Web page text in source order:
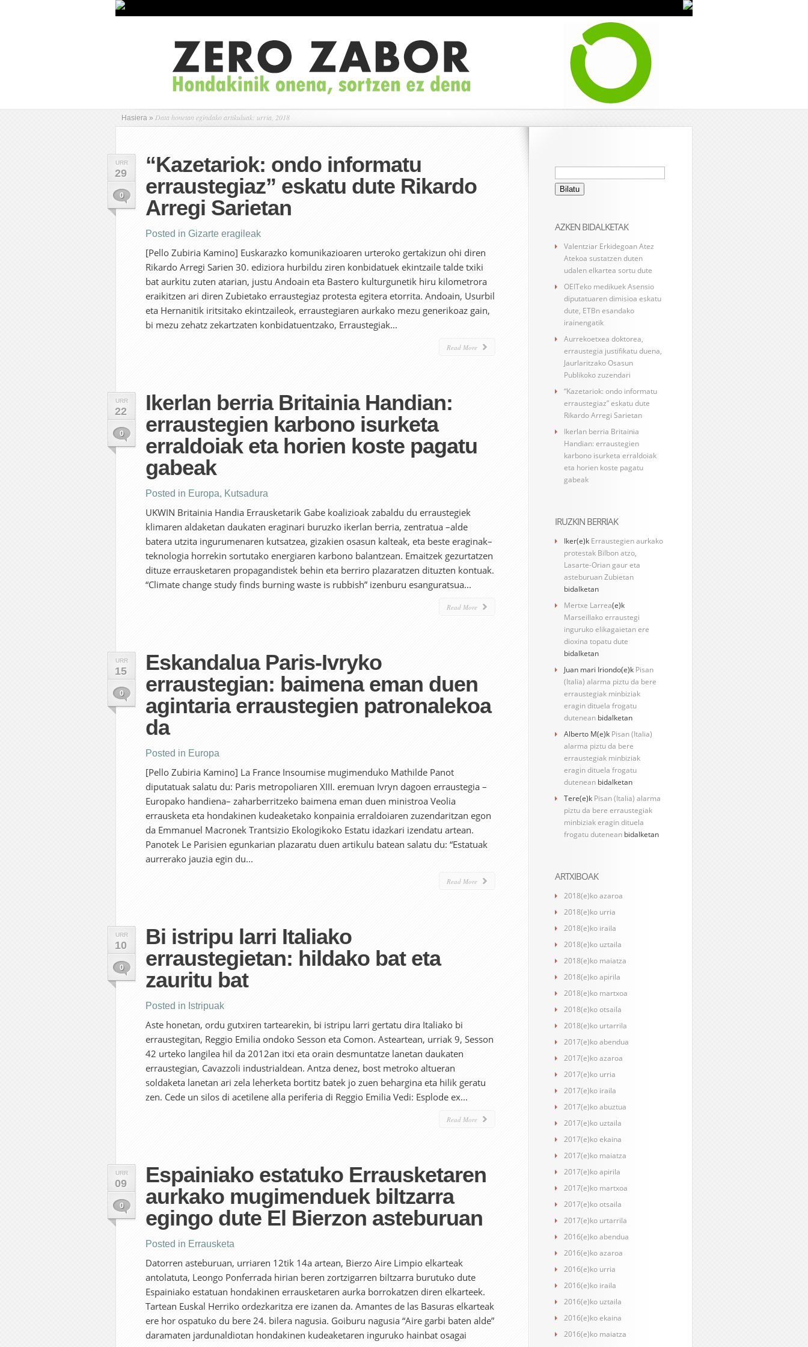
Hasiera » Data honetan egindako artikuluak: urria, 2018
URR
29
0
“Kazetariok: ondo informatu
erraustegiaz” eskatu dute Rikardo
Arregi Sarietan
Posted in Gizarte eragileak
[Pello Zubiria Kamino] Euskarazko komunikazioaren urteroko gertakizun ohi diren
Rikardo Arregi Sarien 30. ediziora hurbildu ziren konbidatuek ekintzaile talde txiki
bat aurkitu zuten atarian, justu Andoain eta Bastero kulturgunetik hiru kilometrora
eraikitzen ari diren Zubietako erraustegiaz protesta egitera etorrita. Andoain, Usurbil
eta Hernanitik iritsitako ekintzaileok, erraustegiaren aurkako mezu generikoaz gain,
bi mezu zehatz zekartzaten konbidatuentzako, Erraustegiak...
Read More
URR
22
0
Ikerlan berria Britainia Handian:
erraustegien karbono isurketa
erraldoiak eta horien koste pagatu
gabeak
Posted in Europa, Kutsadura
UKWIN Britainia Handia Errausketarik Gabe koalizioak zabaldu du erraustegiek
klimaren aldaketan daukaten eraginari buruzko ikerlan berria, zentratua –alde
batera utzita ingurumenaren kutsatzea, gizakien osasun kalteak, eta beste eraginak–
teknologia horrekin sortutako energiaren karbono balantzean. Emaitzek gezurtatzen
dituze errausketaren propagandistek behin eta berriro plazaratzen dituzten kontuak.
“Climate change study finds burning waste is rubbish” izenburu esanguratsua...
Read More
URR
15
0
Eskandalua Paris-Ivryko
erraustegian: baimena eman duen
agintaria erraustegien patronalekoa
da
Posted in Europa
[Pello Zubiria Kamino] La France Insoumise mugimenduko Mathilde Panot
diputatuak salatu du: Paris metropoliaren XIII. eremuan Ivryn dagoen erraustegia –
Europako handiena– zaharberritzeko baimena eman duen ministroa Veolia
errausketa eta hondakinen kudeaketako konpainia erraldoiaren zuzendaritzan egon
da Emmanuel Macronek Trantsizio Ekologikoko Estatu idazkari izendatu artean.
Panotek Le Parisien egunkarian plazaratu duen artikulu batean salatu du: “Estatuak
aurrerako jauzia egin du...
Read More
URR
10
0
Bi istripu larri Italiako
erraustegietan: hildako bat eta
zauritu bat
Posted in Istripuak
Aste honetan, ordu gutxiren tartearekin, bi istripu larri gertatu dira Italiako bi
erraustegitan, Reggio Emilia ondoko Sesson eta Comon. Asteartean, urriak 9, Sesson
42 urteko langilea hil da 2012an itxi eta orain desmuntatze lanetan daukaten
erraustegian, Cavazzoli industrialdean. Antza denez, bost metroko altueran
soldaketa lanetan ari zela leherketa bortitz batek jo zuen behargina eta hilik geratu
zen. Cede un silos di acetilene alla periferia di Reggio Emilia Vedi: Esplode ex...
Read More
URR
09
0
Espainiako estatuko Errausketaren
aurkako mugimenduek biltzarra
egingo dute El Bierzon asteburuan
Posted in Errausketa
Datorren asteburuan, urriaren 12tik 14a artean, Bierzo Aire Limpio elkarteak
antolatuta, Leongo Ponferrada hirian beren zortzigarren biltzarra burutuko dute
Espainiako estatuan hondakinen errausketaren aurka borrokatzen diren elkarteek.
Tartean Euskal Herriko ordezkaritza ere izanen da. Amantes de las Basuras elkarteak
ere hor ospatuko du bere 24. bilera nagusia. Goiburu nagusia “Aire garbi baten alde”
daramaten jardunaldiotan hondakinen kudeaketaren inguruko hainbat osagai
Bilatu:
AZKEN BIDALKETAK
Valentziar Erkidegoan Atez
Atekoa sustatzen duten
udalen elkartea sortu dute
OEITeko medikuek Asensio
diputatuaren dimisioa eskatu
dute, ETBn esandako
irainengatik
Aurrekoetxea doktorea,
erraustegia justifikatu duena,
Jaurlaritzako Osasun
Publikoko zuzendari
“Kazetariok: ondo informatu
erraustegiaz” eskatu dute
Rikardo Arregi Sarietan
Ikerlan berria Britainia
Handian: erraustegien
karbono isurketa erraldoiak
eta horien koste pagatu
gabeak
IRUZKIN BERRIAK
Iker(e)k Erraustegien aurkako
protestak Bilbon atzo,
Lasarte-Orian gaur eta
asteburuan Zubietan
bidalketan
Mertxe Larrea(e)k
Marseillako erraustegi
inguruko elikagaietan ere
dioxina topatu dute
bidalketan
Juan mari Iriondo(e)k Pisan
(Italia) alarma piztu da bere
erraustegiak minbiziak
eragin dituela frogatu
dutenean bidalketan
Alberto M(e)k Pisan (Italia)
alarma piztu da bere
erraustegiak minbiziak
eragin dituela frogatu
dutenean bidalketan
Tere(e)k Pisan (Italia) alarma
piztu da bere erraustegiak
minbiziak eragin dituela
frogatu dutenean bidalketan
ARTXIBOAK
2018(e)ko azaroa
2018(e)ko urria
2018(e)ko iraila
2018(e)ko uztaila
2018(e)ko maiatza
2018(e)ko apirila
2018(e)ko martxoa
2018(e)ko otsaila
2018(e)ko urtarrila
2017(e)ko abendua
2017(e)ko azaroa
2017(e)ko urria
2017(e)ko iraila
2017(e)ko abuztua
2017(e)ko uztaila
2017(e)ko ekaina
2017(e)ko maiatza
2017(e)ko apirila
2017(e)ko martxoa
2017(e)ko otsaila
2017(e)ko urtarrila
2016(e)ko abendua
2016(e)ko azaroa
2016(e)ko urria
2016(e)ko iraila
2016(e)ko uztaila
2016(e)ko ekaina
2016(e)ko maiatza